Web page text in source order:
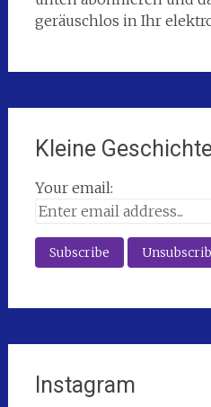
geräuschlos in Ihr
Kleine
Your email:
Instagram